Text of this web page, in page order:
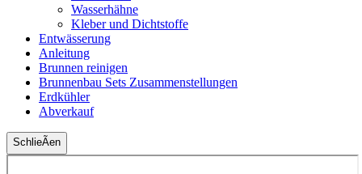
Wasserhähne
Kleber und Dichtstoffe
Entwässerung
Anleitung
Brunnen reinigen
Brunnenbau Sets Zusammenstellungen
Erdkühler
Abverkauf
SchlieÃen